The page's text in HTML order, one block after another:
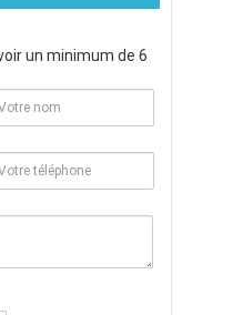
un minimum de 6